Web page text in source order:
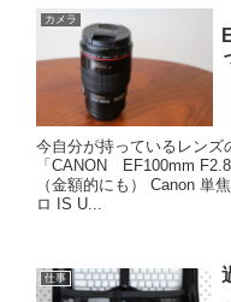
カメラ
今自分が持っているレンズ
「CANON EF100mm
（金額的にも） Canon 単
ロ IS U...
仕事